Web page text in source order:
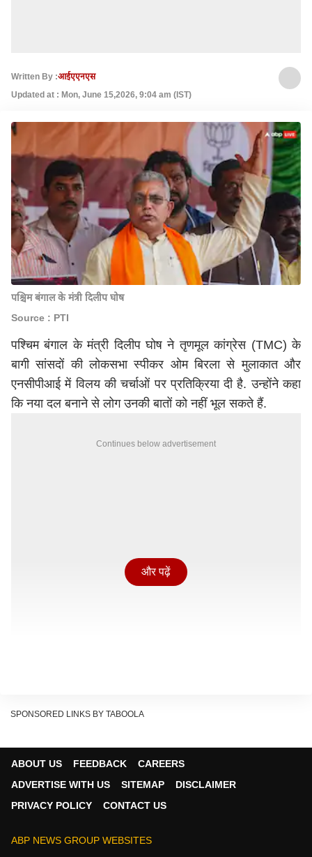
Written By :आईएएनएस
Updated at : Mon, June 15,2026, 9:04 am (IST)
पश्चिम बंगाल के मंत्री दिलीप घोष
Source : PTI
पश्चिम बंगाल के मंत्री दिलीप घोष नेतृणमूल कांग्रेस (TMC) के
बागी सांसदोंकी लोकसभा स्पीकर ओम बिरला से मुलाकात और
एनसीपीआई में विलय की चर्चाओं पर प्रतिक्रिया दी है. उन्होंने कहा
कि नया दल बनाने से लोग उनकी बातों को नहीं भूल सकते हैं.
Continues below advertisement
तब स्पीकर कोई फैसला लेंगे. अगर उन्हें अलग पार्टी के तौर पर
और पढ़ें
SPONSORED LINKS BY TABOOLA
ABOUT US FEEDBACK
CAREERS
ADVERTISE WITH US
SITEMAP
DISCLAIMER
PRIVACY POLICY
CONTACT US
ABP NEWS GROUP WEBSITES